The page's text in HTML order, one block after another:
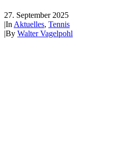
27. September 2025
|In Aktuelles, Tennis
|By Walter Vagelpohl